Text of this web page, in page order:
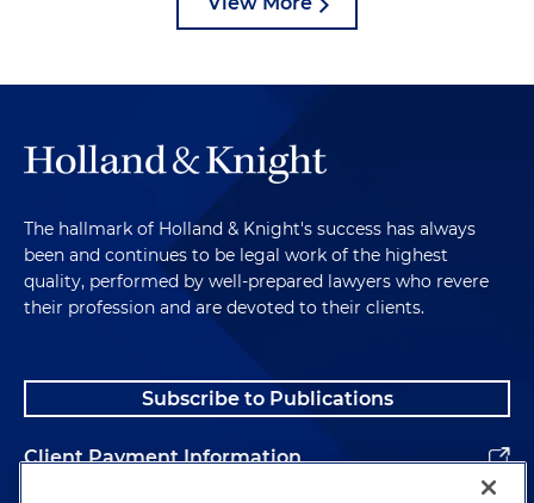
The hallmark of Holland & Knight's success has always
been and continues to be legal work of the highest
quality, performed by well-prepared lawyers who revere
their profession and are devoted to their clients.
Subscribe to Publications
Client Payment Information